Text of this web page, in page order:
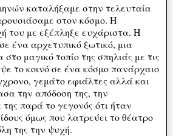
καταλήξαμε στην τελευταία
στον κόσμο. Η
του με εξέπληξε ευχάριστα. Η
ένα αρχετυπικό ξωτικό, μια
μαγικό τοπίο της σπηλιάς με τις
το κοινό σε ένα κόσμο πανάρχαιο
γεμάτο εφιάλτες αλλά και
την απόδοση της, την
παρά το γεγονός ότι ήταν
όμως που λατρεύει το θέατρο
της την ψυχή.